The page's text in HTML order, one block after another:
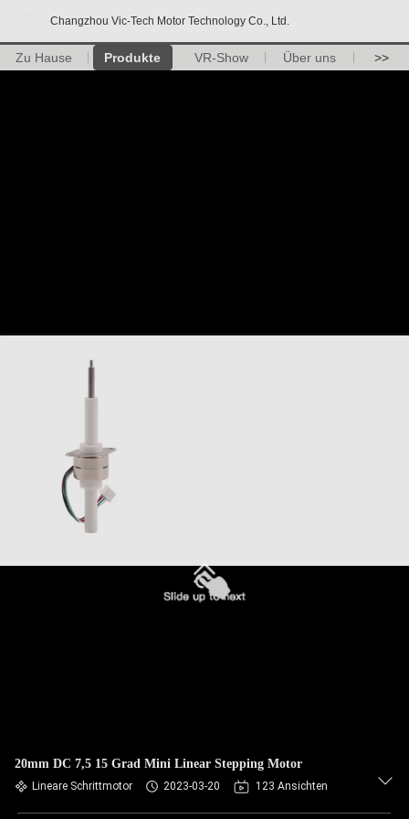
Changzhou Vic-Tech Motor Technology Co., Ltd.
Zu Hause Produkte VR-Show Über uns >>
20mm DC 7,5 15 Grad Mini Linear Stepping Motor
Lineare Schrittmotor 2023-03-20 123 Ansichten